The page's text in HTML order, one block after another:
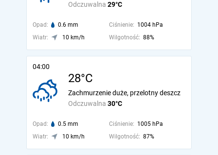
Odczuwalna 29°C
Opad: 0.6 mm Ciśnienie: 1004 hPa
Wiatr:
10 km/h Wilgotność: 88%
04:00
28°C
Odczuwalna 30°C
Zachmurzenie duże, przelotny deszcz
Opad: 0.5 mm Ciśnienie: 1005 hPa
Wiatr:
10 km/h Wilgotność: 87%